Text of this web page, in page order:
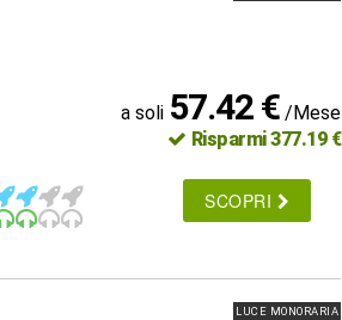
a soli 57.42 € /Mese
Risparmi 377.19 €
SCOPRI
LUCE MONORARIA